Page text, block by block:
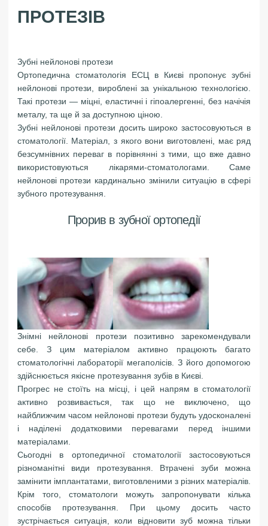
ПРОТЕЗIВ
Зубні нейлонові протези
Ортопедична стоматологія ЕСЦ в Києві пропонує зубні
нейлонові протези, вироблені за унікальною технологією.
Такі протези — міцні, еластичні і гіпоалергенні, без начічія
металу, та ще й за доступною ціною.
Зубні нейлонові протези досить широко застосовуються в
стоматології. Матеріал, з якого вони виготовлені, має ряд
безсумнівних переваг в порівнянні з тими, що вже давно
використовуються лікарями-стоматологами. Саме
нейлонові протези кардинально змінили ситуацію в сфері
зубного протезування.
Прорив в зубної ортопедії
Знімні нейлонові протези позитивно зарекомендували
себе. З цим матеріалом активно працюють багато
стоматологічні лабораторії мегаполісів. З його допомогою
здійснюється якісне протезування зубів в Києві.
Прогрес не стоїть на місці, і цей напрям в стоматології
активно розвивається, так що не виключено, що
найближчим часом нейлонові протези будуть удосконалені
і наділені додатковими перевагами перед іншими
матеріалами.
Сьогодні в ортопедичної стоматології застосовуються
різноманітні види протезування. Втрачені зуби можна
замінити імплантатами, виготовленими з різних матеріалів.
Крім того, стоматологи можуть запропонувати кілька
способів протезування. При цьому досить часто
зустрічається ситуація, коли відновити зуб можна тільки